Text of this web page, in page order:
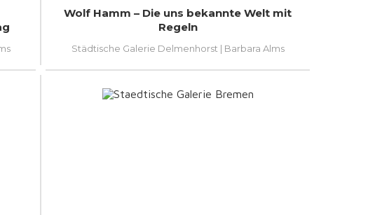
Wolf Hamm – Die uns bekannte Welt mit
Regeln
Städtische Galerie Delmenhorst | Barbara Alms